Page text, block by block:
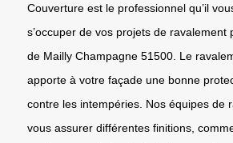
Couverture est le professionnel qu’il
s’occuper de vos projets de ravalement
de Mailly Champagne 51500. Le
apporte à votre façade une bonne
contre les intempéries. Nos équipes de
vous assurer différentes finitions,